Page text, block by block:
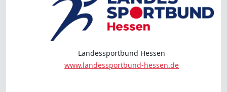
Landessportbund Hessen
www.landessportbund-hessen.de